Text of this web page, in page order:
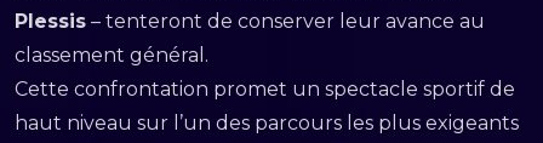
Plessis – tenteront de conserver leur avance au
classement général.
Cette confrontation promet un spectacle sportif de
haut niveau sur l’un des parcours les plus exigeants